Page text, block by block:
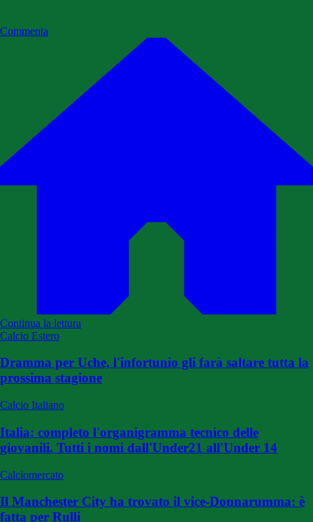
Commenta
Continua la lettura
Calcio Estero
Dramma per Uche, l'infortunio gli farà saltare tutta la
prossima stagione
Calcio Italiano
Italia: completo l'organigramma tecnico delle
giovanili. Tutti i nomi dall'Under21 all'Under 14
Calciomercato
Il Manchester City ha trovato il vice-Donnarumma: è
fatta per Rulli